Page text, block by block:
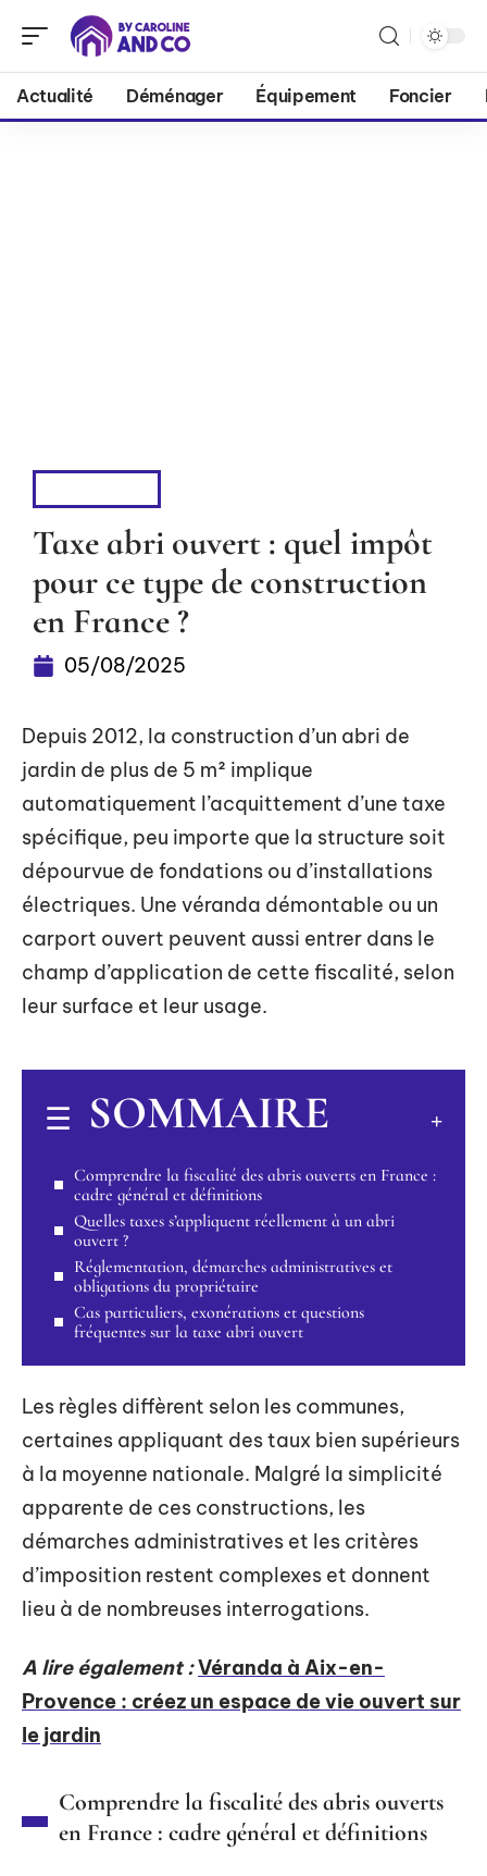
Actualité Déménager Équipement Foncier
Taxe abri ouvert : quel impôt
pour ce type de construction
en France ?
05/08/2025
Depuis 2012, la construction d’un abri de
jardin de plus de 5 m² implique
automatiquement l’acquittement d’une taxe
spécifique, peu importe que la structure soit
dépourvue de fondations ou d’installations
électriques. Une véranda démontable ou un
carport ouvert peuvent aussi entrer dans le
champ d’application de cette fiscalité, selon
leur surface et leur usage.
SOMMAIRE
Comprendre la fiscalité des abris ouverts en France :
cadre général et définitions
Quelles taxes s’appliquent réellement à un abri
ouvert ?
Réglementation, démarches administratives et
obligations du propriétaire
Cas particuliers, exonérations et questions
fréquentes sur la taxe abri ouvert
Les règles diffèrent selon les communes,
certaines appliquant des taux bien supérieurs
à la moyenne nationale. Malgré la simplicité
apparente de ces constructions, les
démarches administratives et les critères
d’imposition restent complexes et donnent
lieu à de nombreuses interrogations.
A lire également :Véranda à Aix-en-
Provence : créez un espace de vie ouvert sur
le jardin
Comprendre la fiscalité des abris ouverts
en France : cadre général et définitions